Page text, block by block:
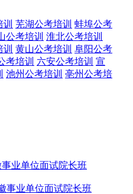
芜湖公考培训 蚌埠公考
公考培训 淮北公考培训
黄山公考培训 阜阳公考
考培训 六安公考培训 宣
池州公考培训 亳州公考培
业单位面试院长班
事业单位面试院长班